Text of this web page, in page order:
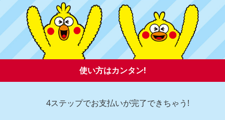
使い方はカンタン!
4ステップでお支払いが完了できちゃう!